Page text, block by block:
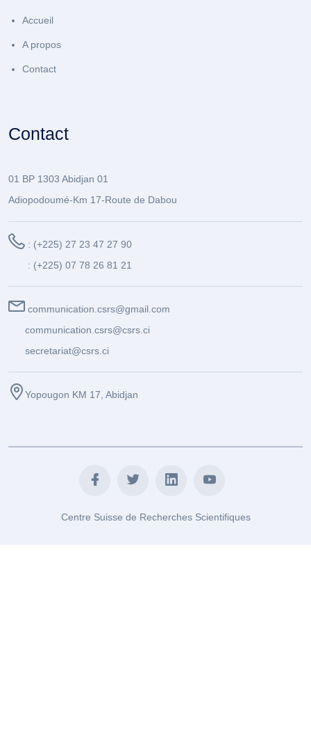
Accueil
A propos
Contact
Contact
01 BP 1303 Abidjan 01
Adiopodoumé-Km 17-Route de Dabou
: (+225) 27 23 47 27 90
: (+225) 07 78 26 81 21
communication.csrs@gmail.com
communication.csrs@csrs.ci
secretariat@csrs.ci
Yopougon KM 17, Abidjan
Centre Suisse de Recherches Scientifiques